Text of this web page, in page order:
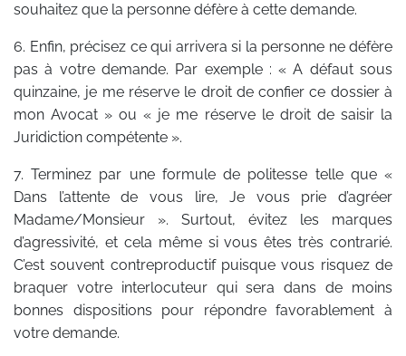
souhaitez que la personne défère à cette demande.
6. Enfin, précisez ce qui arrivera si la personne ne défère
pas à votre demande. Par exemple : « A défaut sous
quinzaine, je me réserve le droit de confier ce dossier à
mon Avocat » ou « je me réserve le droit de saisir la
Juridiction compétente ».
7. Terminez par une formule de politesse telle que «
Dans l’attente de vous lire, Je vous prie d’agréer
Madame/Monsieur ». Surtout, évitez les marques
d’agressivité, et cela même si vous êtes très contrarié.
C’est souvent contreproductif puisque vous risquez de
braquer votre interlocuteur qui sera dans de moins
bonnes dispositions pour répondre favorablement à
votre demande.